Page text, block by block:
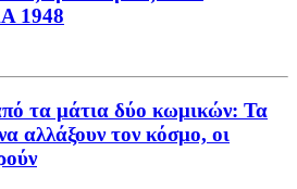
1948
τα μάτια δύο κωμικών: Τα
αλλάξουν τον κόσμο, οι